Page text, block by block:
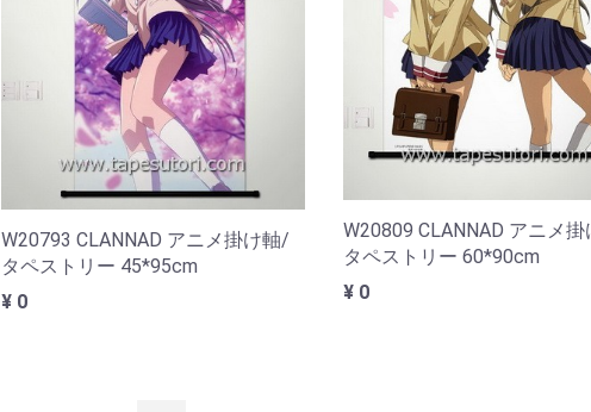
W20793 CLANNAD アニメ掛け軸/
タペストリー 45*95cm
¥ 0
W20809 CLANNAD アニメ
タペストリー 60*90cm
¥ 0